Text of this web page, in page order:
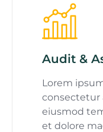
Audit &
Lorem
consectetur
eiusmod
et dolore